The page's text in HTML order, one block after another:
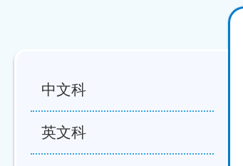
中文科
英文科